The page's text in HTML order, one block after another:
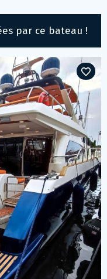
par ce bateau !